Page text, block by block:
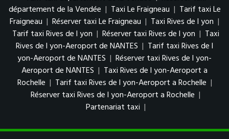
département de la Vendée | Taxi Le Fraigneau | Tarif taxi Le
Fraigneau | Réserver taxi Le Fraigneau | Taxi Rives de l yon |
Tarif taxi Rives de l yon | Réserver taxi Rives de l yon | Taxi
Rives de l yon-Aeroport de NANTES | Tarif taxi Rives de l
yon-Aeroport de NANTES | Réserver taxi Rives de l yon-
Aeroport de NANTES | Taxi Rives de l yon-Aeroport a
Rochelle | Tarif taxi Rives de l yon-Aeroport a Rochelle |
Réserver taxi Rives de l yon-Aeroport a Rochelle |
Partenariat taxi |